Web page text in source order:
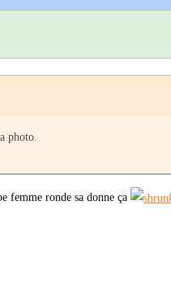
photo.
femme ronde sa donne ça